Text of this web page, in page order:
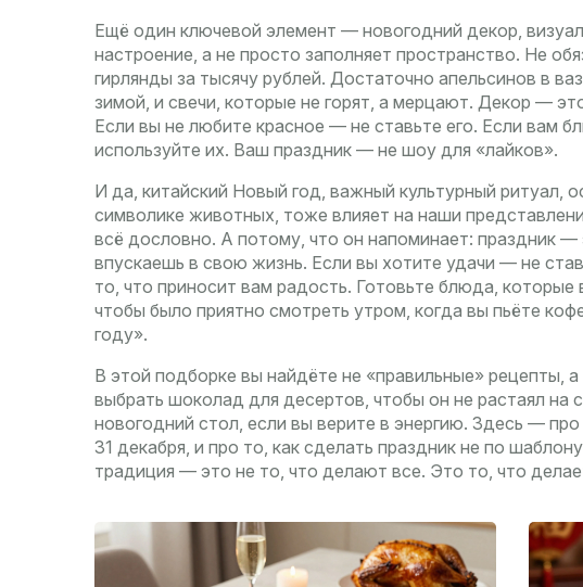
Ещё один ключевой элемент — новогодний декор,
настроение, а не просто заполняет пространство. Не
гирлянды за тысячу рублей. Достаточно апельсинов в
зимой, и свечи, которые не горят, а мерцают. Декор —
Если вы не любите красное — не ставьте его. Если вам
используйте их. Ваш праздник — не шоу для «лайков».
И да, китайский Новый год, важный культурный ритуал,
символике животных, тоже влияет на наши
всё дословно. А потому, что он напоминает: праздник —
впускаешь в свою жизнь. Если вы хотите удачи — не
то, что приносит вам радость. Готовьте блюда,
чтобы было приятно смотреть утром, когда вы пьёте
году».
В этой подборке вы найдёте не «правильные» рецепты,
выбрать шоколад для десертов, чтобы он не растаял на
новогодний стол, если вы верите в энергию. Здесь —
31 декабря, и про то, как сделать праздник не по
традиция — это не то, что делают все. Это то, что